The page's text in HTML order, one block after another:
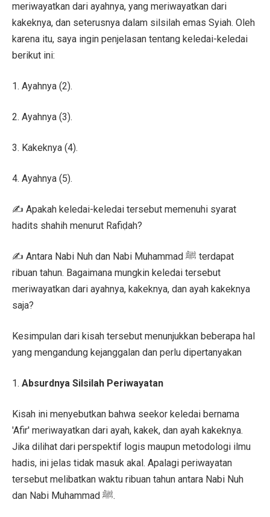
meriwayatkan dari ayahnya, yang meriwayatkan dari
kakeknya, dan seterusnya dalam silsilah emas Syiah. Oleh
karena itu, saya ingin penjelasan tentang keledai-keledai
berikut ini:
1. Ayahnya (2).
2. Ayahnya (3).
3. Kakeknya (4).
4. Ayahnya (5).
✍️ Apakah keledai-keledai tersebut memenuhi syarat
hadits shahih menurut Rafiḍah?
✍️ Antara Nabi Nuh dan Nabi Muhammad ﷺ terdapat
ribuan tahun. Bagaimana mungkin keledai tersebut
meriwayatkan dari ayahnya, kakeknya, dan ayah kakeknya
saja?
Kesimpulan dari kisah tersebut menunjukkan beberapa hal
yang mengandung kejanggalan dan perlu dipertanyakan
1. Absurdnya Silsilah Periwayatan
Kisah ini menyebutkan bahwa seekor keledai bernama
'Afir' meriwayatkan dari ayah, kakek, dan ayah kakeknya.
Jika dilihat dari perspektif logis maupun metodologi ilmu
hadis, ini jelas tidak masuk akal. Apalagi periwayatan
tersebut melibatkan waktu ribuan tahun antara Nabi Nuh
dan Nabi Muhammad ﷺ.